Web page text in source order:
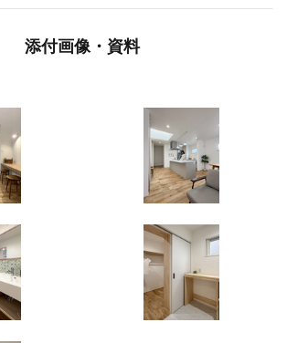
添付画像・資料